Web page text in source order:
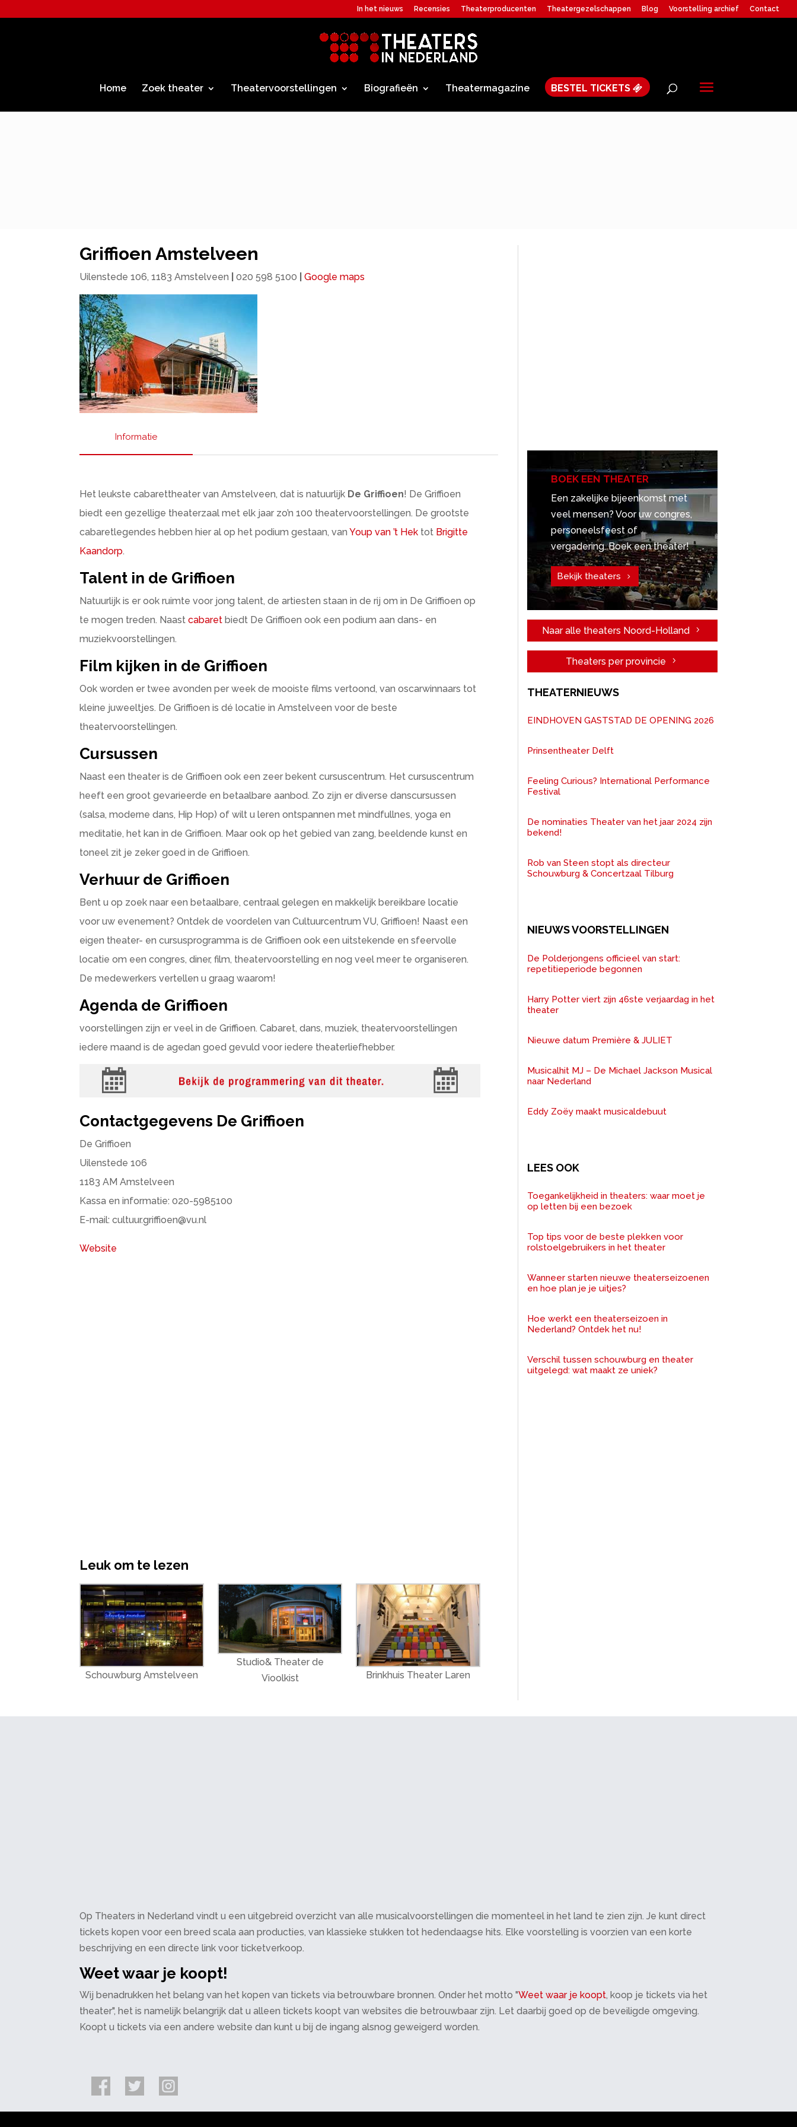
In het nieuws Recensies Theaterproducenten Theatergezelschappen Blog Voorstelling archief Contact
Home Zoek theater Theatervoorstellingen Biografieën Theatermagazine BESTEL TICKETS
Griffioen Amstelveen
Uilenstede 106, 1183 Amstelveen 020 598 5100 Google maps
Informatie
Het leukste cabarettheater van Amstelveen, dat is natuurlijk De Griffioen! De Griffioen
biedt een gezellige theaterzaal met elk jaar zo’n 100 theatervoorstellingen. De grootste
cabaretlegendes hebben hier al op het podium gestaan, vanYoup van ’t Hek tot Brigitte
Kaandorp.
Talent in de Griffioen
Natuurlijk is er ook ruimte voor jong talent, de artiesten staan in de rij om in De Griffioen op
te mogen treden. Naastcabaret biedt De Griffioen ook een podium aan dans- en
muziekvoorstellingen.
Film kijken in de Griffioen
Ook worden er twee avonden per week de mooiste films vertoond, van oscarwinnaars tot
kleine juweeltjes. De Griffioen is dé locatie in Amstelveen voor de beste
theatervoorstellingen.
Cursussen
Naast een theater is de Griffioen ook een zeer bekent cursuscentrum. Het cursuscentrum
heeft een groot gevarieerde en betaalbare aanbod. Zo zijn er diverse danscursussen
(salsa, moderne dans, Hip Hop) of wilt u leren ontspannen met mindfullnes, yoga en
meditatie, het kan in de Griffioen. Maar ook op het gebied van zang, beeldende kunst en
toneel zit je zeker goed in de Griffioen.
Verhuur de Griffioen
Bent u op zoek naar een betaalbare, centraal gelegen en makkelijk bereikbare locatie
voor uw evenement? Ontdek de voordelen van Cultuurcentrum VU, Griffioen! Naast een
eigen theater- en cursusprogramma is de Griffioen ook een uitstekende en sfeervolle
locatie om een congres, diner, film, theatervoorstelling en nog veel meer te organiseren.
De medewerkers vertellen u graag waarom!
Agenda de Griffioen
voorstellingen zijn er veel in de Griffioen. Cabaret, dans, muziek, theatervoorstellingen
iedere maand is de agedan goed gevuld voor iedere theaterliefhebber.
Contactgegevens De Griffioen
De Griffioen
Uilenstede 106
1183 AM Amstelveen
Kassa en informatie: 020-5985100
E-mail: cultuur.griffioen@vu.nl
Website
Leuk om te lezen
Schouwburg Amstelveen
Studio& Theater de
Vioolkist
Brinkhuis Theater Laren
BOEK EEN THEATER
Een zakelijke bijeenkomst met
veel mensen? Voor uw congres,
personeelsfeest of
vergadering. Boek een theater!
Bekijk theaters
Naar alle theaters Noord-Holland
Theaters per provincie
THEATERNIEUWS
EINDHOVEN GASTSTAD DE OPENING 2026
Prinsentheater Delft
Feeling Curious? International Performance
Festival
De nominaties Theater van het jaar 2024 zijn
bekend!
Rob van Steen stopt als directeur
Schouwburg & Concertzaal Tilburg
NIEUWS VOORSTELLINGEN
De Polderjongens officieel van start:
repetitieperiode begonnen
Harry Potter viert zijn 46ste verjaardag in het
theater
Nieuwe datum Première & JULIET
Musicalhit MJ – De Michael Jackson Musical
naar Nederland
Eddy Zoëy maakt musicaldebuut
LEES OOK
Toegankelijkheid in theaters: waar moet je
op letten bij een bezoek
Top tips voor de beste plekken voor
rolstoelgebruikers in het theater
Wanneer starten nieuwe theaterseizoenen
en hoe plan je je uitjes?
Hoe werkt een theaterseizoen in
Nederland? Ontdek het nu!
Verschil tussen schouwburg en theater
uitgelegd: wat maakt ze uniek?
Op Theaters in Nederland vindt u een uitgebreid overzicht van alle musicalvoorstellingen die momenteel in het land te zien zijn. Je kunt direct
tickets kopen voor een breed scala aan producties, van klassieke stukken tot hedendaagse hits. Elke voorstelling is voorzien van een korte
beschrijving en een directe link voor ticketverkoop.
Weet waar je koopt!
Wij benadrukken het belang van het kopen van tickets via betrouwbare bronnen. Onder het motto "Weet waar je koopt, koop je tickets via het
theater", het is namelijk belangrijk dat u alleen tickets koopt van websites die betrouwbaar zijn. Let daarbij goed op de beveiligde omgeving.
Koopt u tickets via een andere website dan kunt u bij de ingang alsnog geweigerd worden.